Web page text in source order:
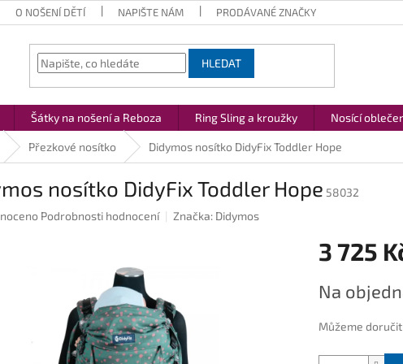
O NOŠENÍ DĚTÍ NAPIŠTE NÁM PRODÁVANÉ ZNAČKY
HLEDAT
Šátky na nošení a Reboza Ring Sling a kroužky Nosící
Přezkové nosítko Didymos nosítko DidyFix Toddler Hope
nosítko DidyFix Toddler Hope 58032
Podrobnosti hodnocení Značka: Didymos
3 725
cena:
Na
Můžeme